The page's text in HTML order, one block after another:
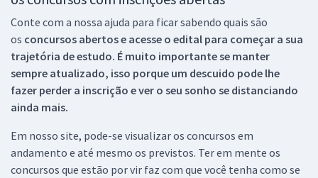
Conte com a nossa ajuda para ficar sabendo quais são
os concursos abertos e acesse o edital para começar a sua
trajetória de estudo. É muito importante se manter
sempre atualizado, isso porque um descuido pode lhe
fazer perder a inscrição e ver o seu sonho se distanciando
ainda mais.
Em nosso site, pode-se visualizar os concursos em
andamento e até mesmo os previstos. Ter em mente os
concursos que estão por vir faz com que você tenha como se